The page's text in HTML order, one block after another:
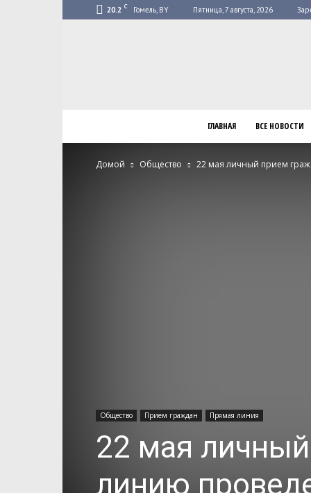
20.2 C Гомель, BY Пятница, 7 августа, 2026
ГЛАВНАЯ ВСЕ НОВОСТИ
Домой Общество 22 мая личный прием
Общество Прием граждан Прямая линия
22 мая
линию